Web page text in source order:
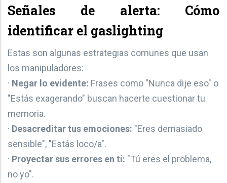
Señales de alerta: Cómo
identificar el gaslighting
Estas son algunas estrategias comunes que usan
los manipuladores:
· Negar lo evidente: Frases como "Nunca dije eso" o
"Estás exagerando" buscan hacerte cuestionar tu
memoria.
· Desacreditar tus emociones: "Eres demasiado
sensible", "Estás loco/a".
· Proyectar sus errores en ti: "Tú eres el problema,
no yo".